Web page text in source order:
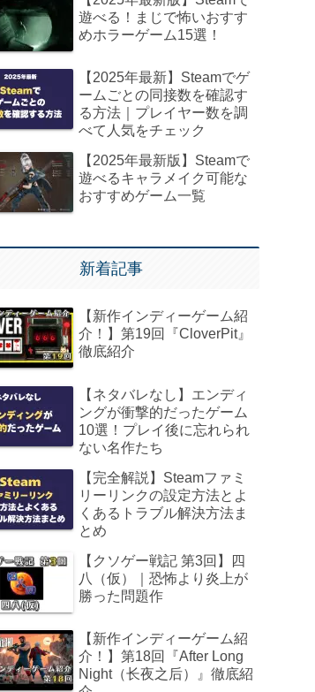
遊べる！まじで怖いおすす
めホラーゲーム15選！
【2025年最新】Steamでゲ
ームごとの同接数を確認す
る方法｜プレイヤー数を調
べて人気をチェック
【2025年最新版】Steamで
遊べるキャラメイク可能な
おすすめゲーム一覧
新着記事
【新作インディーゲーム紹
介！】第19回『CloverPit』
徹底紹介
【ネタバレなし】エンディ
ングが衝撃的だったゲーム
10選！プレイ後に忘れられ
ない名作たち
【完全解説】Steamファミ
リーリンクの設定方法とよ
くあるトラブル解決方法ま
とめ
【クソゲー戦記 第3回】四
八（仮）｜恐怖より炎上が
勝った問題作
【新作インディーゲーム紹
介！】第18回『After Long
Night（长夜之后）』徹底紹